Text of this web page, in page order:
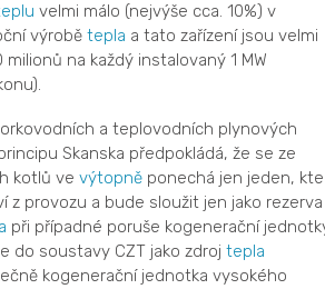
velmi málo (nejvýše cca. 10%) v
výrobětepla a tato zařízení jsou velmi
milionů na každý instalovaný 1 MW
a teplovodních plynových
Skanska předpokládá, že se ze
kotlů vevýtopně ponechá jen jeden,
z provozu a bude sloužit jen jako rezerva
při případné poruše kogenerační
do soustavy CZT jako zdrojtepla
kogenerační jednotka vysokého